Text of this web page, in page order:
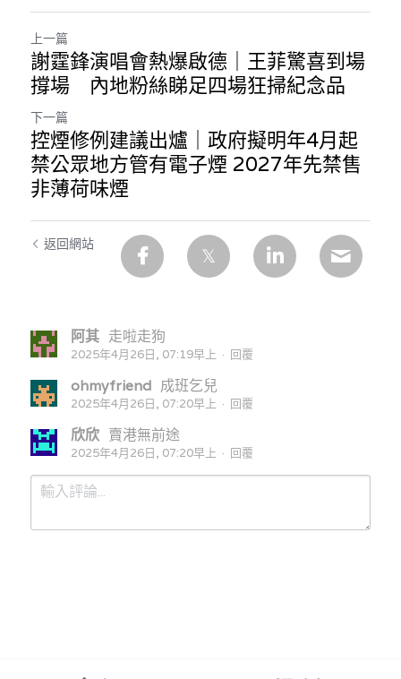
上一篇
謝霆鋒演唱會熱爆啟德｜王菲驚喜到場
撐場 內地粉絲睇足四場狂掃紀念品
下一篇
控煙修例建議出爐｜政府擬明年4月起
禁公眾地方管有電子煙 2027年先禁售
非薄荷味煙
返回網站
阿其 走啦走狗
2025年4月26日, 07:19早上 · 回覆
ohmyfriend 成班乞兒
2025年4月26日, 07:20早上 · 回覆
欣欣 賣港無前途
2025年4月26日, 07:20早上 · 回覆